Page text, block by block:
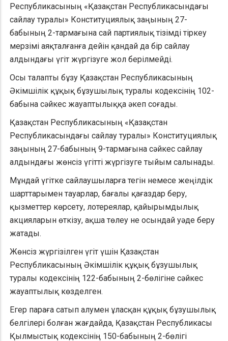
Республикасының «Қазақстан Республикасындағы
сайлау туралы» Конституциялық заңының 27-
бабының 2-тармағына сай партиялық тізімді тіркеу
мерзімі аяқталғанға дейін қандай да бір сайлау
алдындағы үгiт жүргізуге жол берілмейді.
Осы талапты бұзу Қазақстан Республикасының
Әкімшілік құқық бұзушылық туралы кодексінің 102-
бабына сәйкес жауаптылыққа әкеп соғады.
Қазақстан Республикасының «Қазақстан
Республикасындағы сайлау туралы» Конституциялық
заңының 27-бабының 9-тармағына сәйкес сайлау
алдындағы жөнсiз үгіттi жүргiзуге тыйым салынады.
Мұндай үгітке сайлаушыларға тегiн немесе жеңiлдiк
шарттарымен тауарлар, бағалы қағаздар беру,
қызметтер көрсету, лотереялар, қайырымдылық
акцияларын өткiзу, ақша төлеу не осындай уәде беру
жатады.
Жөнсіз жүргізілген үгіт үшін Қазақстан
Республикасының Әкімшілік құқық бұзушылық
туралы кодексінің 122-бабының 2-бөлігіне сәйкес
жауаптылық көзделген.
Егер параға сатып алумен ұласқан құқық бұзушылық
белгілері болған жағдайда, Қазақстан Республикасы
Қылмыстық кодексінің 150-бабының 2-бөлігі